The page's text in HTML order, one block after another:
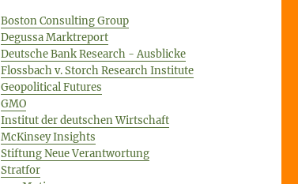
Boston Consulting Group
Degussa Marktreport
Deutsche Bank Research - Ausblicke
Flossbach v. Storch Research Institute
Geopolitical Futures
GMO
Institut der deutschen Wirtschaft
McKinsey Insights
Stiftung Neue Verantwortung
Stratfor